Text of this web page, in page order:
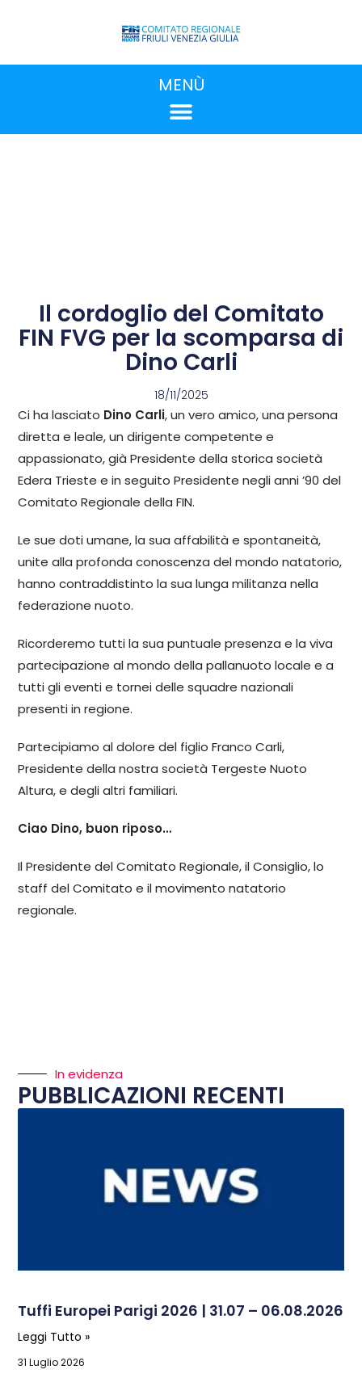
MENÙ
Il cordoglio del Comitato
FIN FVG per la scomparsa di
Dino Carli
18/11/2025
Ci ha lasciato Dino Carli, un vero amico, una persona
diretta e leale, un dirigente competente e
appassionato, già Presidente della storica società
Edera Trieste e in seguito Presidente negli anni ’90 del
Comitato Regionale della FIN.
Le sue doti umane, la sua affabilità e spontaneità,
unite alla profonda conoscenza del mondo natatorio,
hanno contraddistinto la sua lunga militanza nella
federazione nuoto.
Ricorderemo tutti la sua puntuale presenza e la viva
partecipazione al mondo della pallanuoto locale e a
tutti gli eventi e tornei delle squadre nazionali
presenti in regione.
Partecipiamo al dolore del figlio Franco Carli,
Presidente della nostra società Tergeste Nuoto
Altura, e degli altri familiari.
Ciao Dino, buon riposo…
Il Presidente del Comitato Regionale, il Consiglio, lo
staff del Comitato e il movimento natatorio
regionale.
In evidenza
PUBBLICAZIONI RECENTI
Tuffi Europei Parigi 2026 | 31.07 – 06.08.2026
Leggi Tutto »
31 Luglio 2026